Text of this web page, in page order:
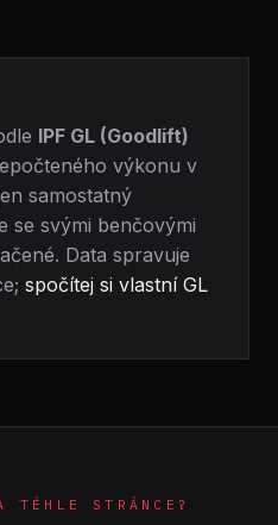
IPF GL (Goodlift)
výkonu v
samostatný
se svými benčovými
Data spravuje
spočítej si vlastní GL
TÉHLE STRÁNCE?